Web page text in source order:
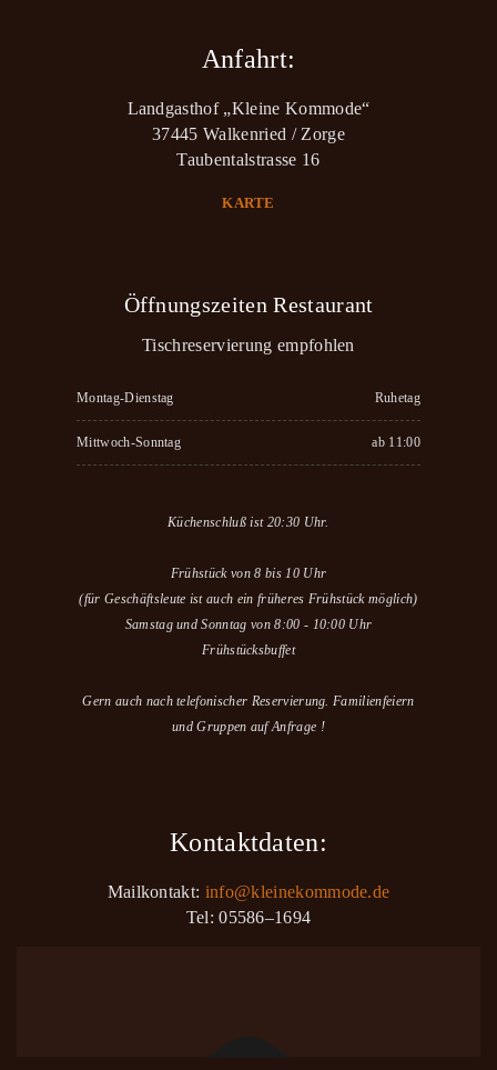
Anfahrt:
Landgasthof „Kleine Kommode“
37445 Walkenried / Zorge
Taubentalstrasse 16
KARTE
Öffnungszeiten Restaurant
Tischreservierung empfohlen
Montag-Dienstag Ruhetag
Mittwoch-Sonntag ab 11:00
Küchenschluß ist 20:30 Uhr.
Frühstück von 8 bis 10 Uhr
(für Geschäftsleute ist auch ein früheres Frühstück möglich)
Samstag und Sonntag von 8:00 - 10:00 Uhr
Frühstücksbuffet
Gern auch nach telefonischer Reservierung. Familienfeiern
und Gruppen auf Anfrage !
Kontaktdaten:
Mailkontakt: info@kleinekommode.de
Tel: 05586–1694